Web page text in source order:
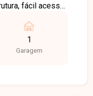
fácil acesso
restaurantes
proporcionando
1
Garagem